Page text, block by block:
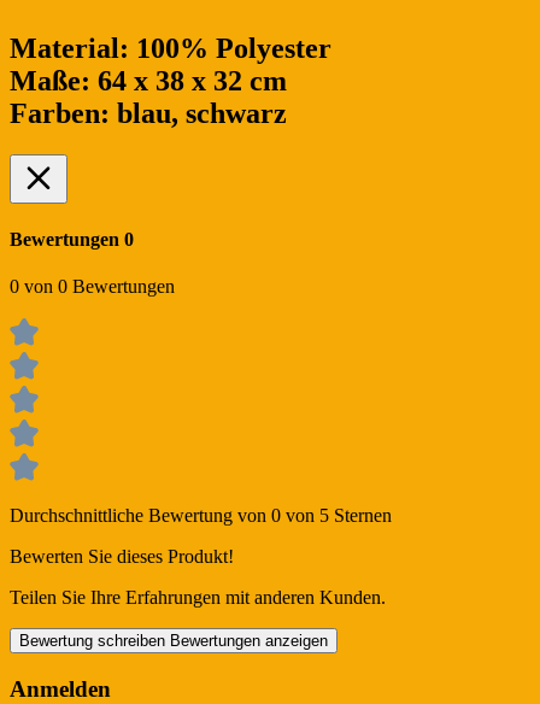
Material: 100% Polyester
Maße: 64 x 38 x 32 cm
Farben: blau, schwarz
Bewertungen 0
0 von 0 Bewertungen
Durchschnittliche Bewertung von 0 von 5 Sternen
Bewerten Sie dieses Produkt!
Teilen Sie Ihre Erfahrungen mit anderen Kunden.
Bewertung schreiben Bewertungen anzeigen
Anmelden